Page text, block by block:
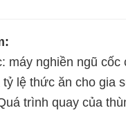
máy nghiền ngũ
lệ thức ăn cho gia
trình quay của